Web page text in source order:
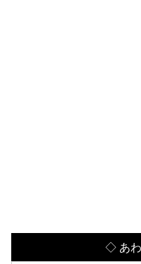
◇ あ